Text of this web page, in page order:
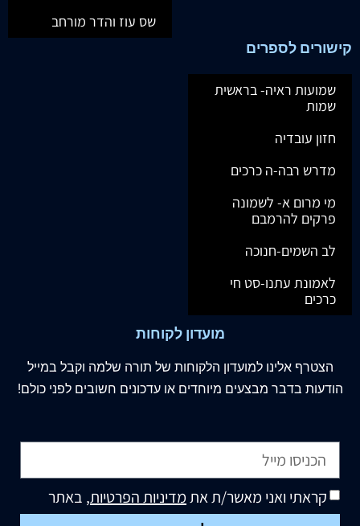
שס עוז והדר מורחב
קישורים לספרים
שמועות ראיה- בראשית
שמות
חזון עובדיה
מדרש רבה-ה כרכים
מי מרום א- לשמונה
פרקים להרמבם
לב השמים-חנוכה
לאמונת עתנו-סט חי
כרכים
מועדון לקוחות
הצטרף אלינו למועדון הלקוחות של תורה שלמה וקבל במייל
הודעות בדבר מבצעים מיוחדים או עדכונים חשובים לפני כולם!
קראתי ואני מאשר/ת אתמדיניות הפרטיות, באתר